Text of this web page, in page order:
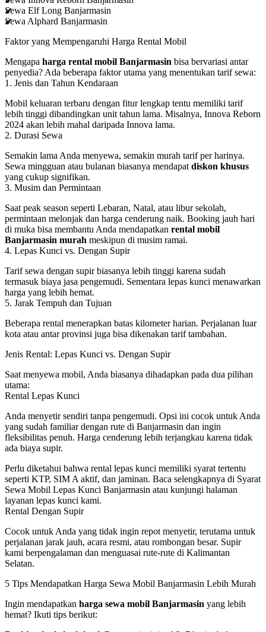
Sewa Elf Long Banjarmasin
Sewa Alphard Banjarmasin
Faktor yang Mempengaruhi Harga Rental Mobil
Mengapa harga rental mobil Banjarmasin bisa bervariasi antar
penyedia? Ada beberapa faktor utama yang menentukan tarif sewa:
1. Jenis dan Tahun Kendaraan
Mobil keluaran terbaru dengan fitur lengkap tentu memiliki tarif
lebih tinggi dibandingkan unit tahun lama. Misalnya, Innova Reborn
2024 akan lebih mahal daripada Innova lama.
2. Durasi Sewa
Semakin lama Anda menyewa, semakin murah tarif per harinya.
Sewa mingguan atau bulanan biasanya mendapat diskon khusus
yang cukup signifikan.
3. Musim dan Permintaan
Saat peak season seperti Lebaran, Natal, atau libur sekolah,
permintaan melonjak dan harga cenderung naik. Booking jauh hari
di muka bisa membantu Anda mendapatkan rental mobil
Banjarmasin murah meskipun di musim ramai.
4. Lepas Kunci vs. Dengan Supir
Tarif sewa dengan supir biasanya lebih tinggi karena sudah
termasuk biaya jasa pengemudi. Sementara lepas kunci menawarkan
harga yang lebih hemat.
5. Jarak Tempuh dan Tujuan
Beberapa rental menerapkan batas kilometer harian. Perjalanan luar
kota atau antar provinsi juga bisa dikenakan tarif tambahan.
Jenis Rental: Lepas Kunci vs. Dengan Supir
Saat menyewa mobil, Anda biasanya dihadapkan pada dua pilihan
utama:
Rental Lepas Kunci
Anda menyetir sendiri tanpa pengemudi. Opsi ini cocok untuk Anda
yang sudah familiar dengan rute di Banjarmasin dan ingin
fleksibilitas penuh. Harga cenderung lebih terjangkau karena tidak
ada biaya supir.
Perlu diketahui bahwa rental lepas kunci memiliki syarat tertentu
seperti KTP, SIM A aktif, dan jaminan. Baca selengkapnya di Syarat
Sewa Mobil Lepas Kunci Banjarmasin atau kunjungi halaman
layanan lepas kunci kami.
Rental Dengan Supir
Cocok untuk Anda yang tidak ingin repot menyetir, terutama untuk
perjalanan jarak jauh, acara resmi, atau rombongan besar. Supir
kami berpengalaman dan menguasai rute-rute di Kalimantan
Selatan.
5 Tips Mendapatkan Harga Sewa Mobil Banjarmasin Lebih Murah
Ingin mendapatkan harga sewa mobil Banjarmasin yang lebih
hemat? Ikuti tips berikut: